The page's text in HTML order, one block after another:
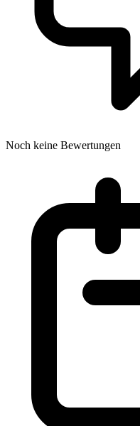
Noch keine Bewertungen